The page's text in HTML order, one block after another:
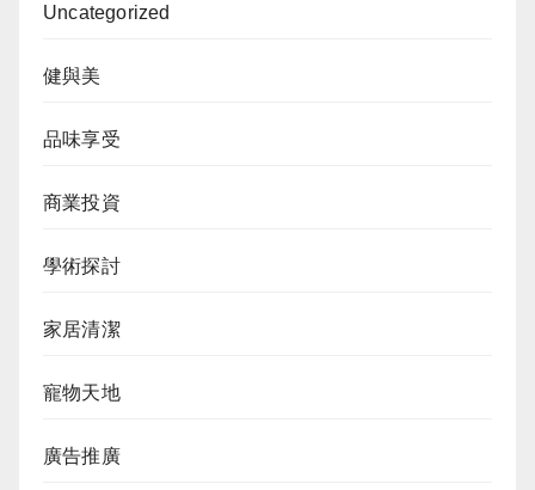
Uncategorized
健與美
品味享受
商業投資
學術探討
家居清潔
寵物天地
廣告推廣